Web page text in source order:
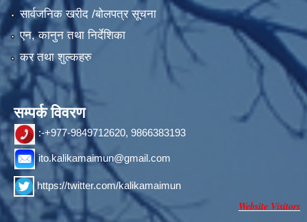
सार्वजनिक खरीद /बोलपत्र सूचना
एन, कानुन तथा निर्देशिका
कर तथा शुल्कहरु
सम्पर्क विवरण
:-+977-9849712620, 9866383193
ito.kalikamaimun@gmail.com
https://twitter.com/kalikamaimun
Website Visitors